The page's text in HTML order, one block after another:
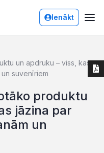
Ienākt
un apdruku – viss, kas
suvenīriem
produktu
jāzina par
un